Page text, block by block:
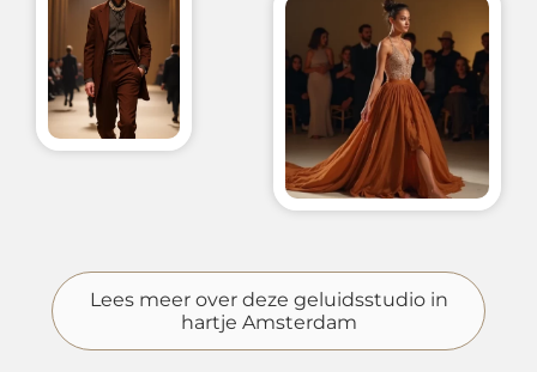
Lees meer over deze geluidsstudio in
hartje Amsterdam